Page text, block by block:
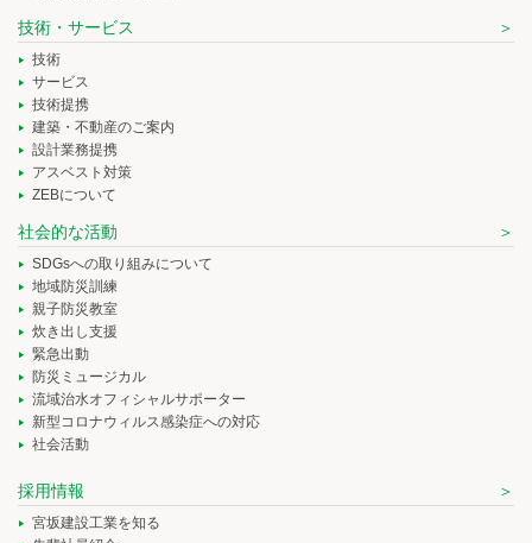
技術・サービス
技術
サービス
技術提携
建築・不動産のご案内
設計業務提携
アスベスト対策
ZEBについて
社会的な活動
SDGsへの取り組みについて
地域防災訓練
親子防災教室
炊き出し支援
緊急出動
防災ミュージカル
流域治水オフィシャルサポーター
新型コロナウィルス感染症への対応
社会活動
採用情報
宮坂建設工業を知る